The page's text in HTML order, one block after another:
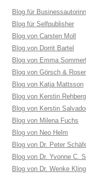
Blog für
Blog für Selfpublisher
Blog von Carsten Moll
Blog von Dorrit Bartel
Blog von Emma
Blog von Görsch &
Blog von Katja Mattsson
Blog von Kerstin Rehberg
Blog von Kerstin
Blog von Milena Fuchs
Blog von Neo Helm
Blog von Dr. Peter
Blog von Dr. Yvonne C.
Blog von Dr. Wenke